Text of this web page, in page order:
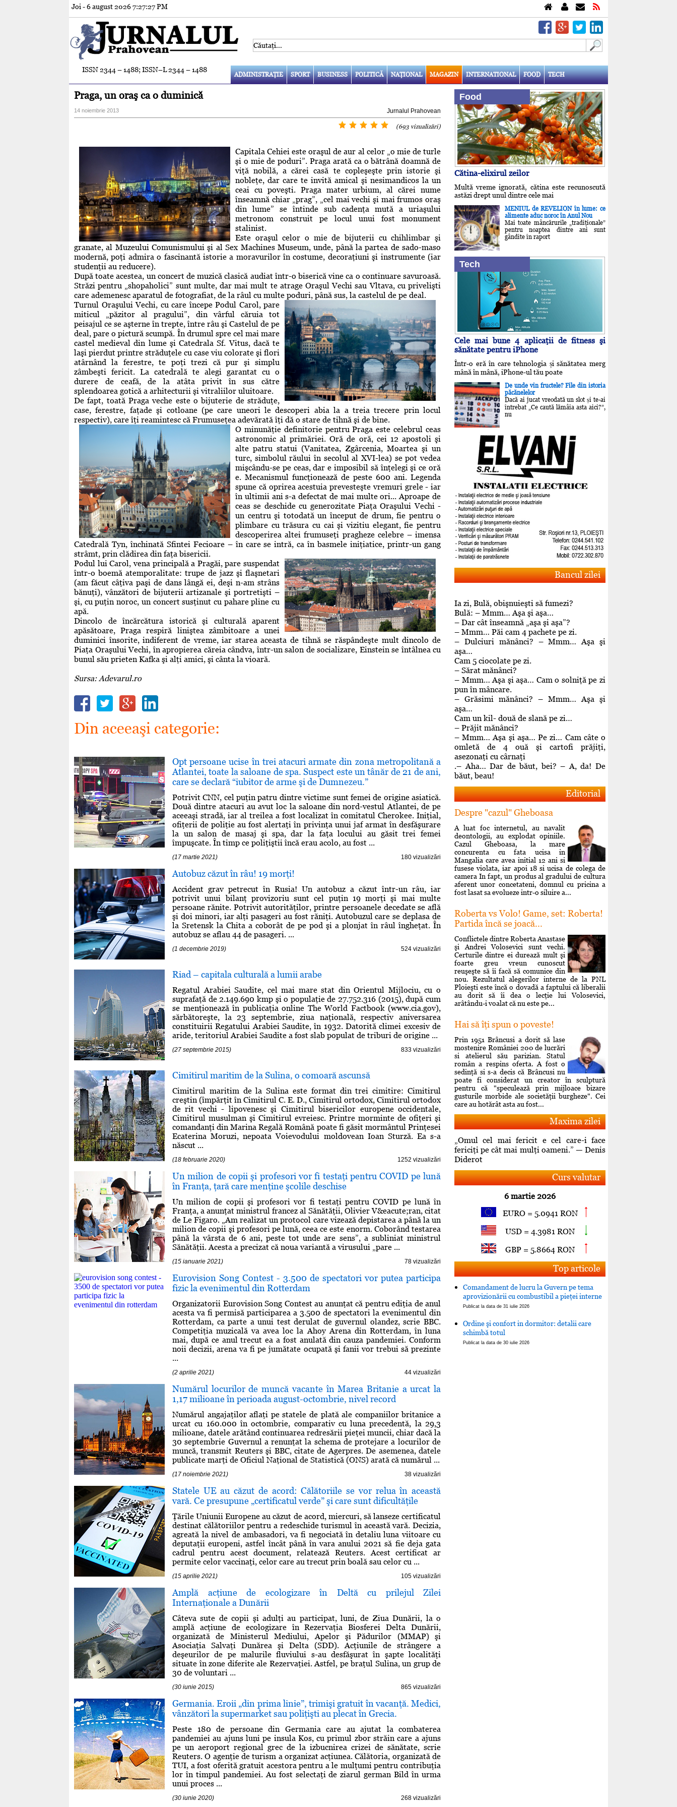
Joi - 6 august 20267:27:29 PM
ISSN 2344 – 1488; ISSN–L 2344 – 1488
ADMINISTRAŢIE SPORT BUSINESS POLITICĂ NAŢIONAL MAGAZIN INTERNATIONAL FOOD TECH
Praga, un oraş ca o duminică
14 noiembrie 2013 Jurnalul Prahovean
(693 vizualizări)
Capitala Cehiei este oraşul de aur al celor „o mie de turle
şi o mie de poduri”. Praga arată ca o bătrână doamnă de
viţă nobilă, a cărei casă te copleşeşte prin istorie şi
nobleţe, dar care te invită amical şi nesimandicos la un
ceai cu poveşti. Praga mater urbium, al cărei nume
înseamnă chiar „prag”, „cel mai vechi şi mai frumos oraş
din lume” se întinde sub cadenţa mută a uriaşului
metronom construit pe locul unui fost monument
stalinist.
Este oraşul celor o mie de bijuterii cu chihlimbar şi
granate, al Muzeului Comunismului şi al Sex Machines Museum, unde, până la partea de sado-maso
modernă, poţi admira o fascinantă istorie a moravurilor în costume, decoraţiuni şi instrumente (iar
studenţii au reducere).
După toate acestea, un concert de muzică clasică audiat într-o biserică vine ca o continuare savuroasă.
Străzi pentru „shopaholici” sunt multe, dar mai mult te atrage Oraşul Vechi sau Vltava, cu privelişti
care ademenesc aparatul de fotografiat, de la râul cu multe poduri, până sus, la castelul de pe deal.
Turnul Oraşului Vechi, cu care începe Podul Carol, pare
miticul „păzitor al pragului”, din vârful căruia tot
peisajul ce se aşterne în trepte, între râu şi Castelul de pe
deal, pare o pictură scumpă. În drumul spre cel mai mare
castel medieval din lume şi Catedrala Sf. Vitus, dacă te
laşi pierdut printre străduţele cu case viu colorate şi flori
atârnând la ferestre, te poţi trezi că pur şi simplu
zâmbeşti fericit. La catedrală te alegi garantat cu o
durere de ceafă, de la atâta privit în sus către
splendoarea gotică a arhitecturii şi vitraliilor uluitoare.
De fapt, toată Praga veche este o bijuterie de străduţe,
case, ferestre, faţade şi cotloane (pe care uneori le descoperi abia la a treia trecere prin locul
respectiv), care îţi reamintesc că Frumuseţea adevărată îţi dă o stare de tihnă şi de bine.
O minunăţie definitorie pentru Praga este celebrul ceas
astronomic al primăriei. Oră de oră, cei 12 apostoli şi
alte patru statui (Vanitatea, Zgârcenia, Moartea şi un
turc, simbolul răului în secolul al XVI-lea) se pot vedea
mişcându-se pe ceas, dar e imposibil să înţelegi şi ce oră
e. Mecanismul funcţionează de peste 600 ani. Legenda
spune că oprirea acestuia prevesteşte vremuri grele - iar
în ultimii ani s-a defectat de mai multe ori... Aproape de
ceas se deschide cu generozitate Piaţa Oraşului Vechi -
un centru şi totodată un început de drum, fie pentru o
plimbare cu trăsura cu cai şi vizitiu elegant, fie pentru
descoperirea altei frumuseţi pragheze celebre – imensa
Catedrală Tyn, închinată Sfintei Fecioare – în care se intră, ca în basmele iniţiatice, printr-un gang
strâmt, prin clădirea din faţa bisericii.
Podul lui Carol, vena principală a Pragăi, pare suspendat
într-o boemă atemporalitate: trupe de jazz şi flaşnetari
(am făcut câţiva paşi de dans lângă ei, deşi n-am strâns
bănuţi), vânzători de bijuterii artizanale şi portretişti –
şi, cu puţin noroc, un concert susţinut cu pahare pline cu
apă.
Dincolo de încărcătura istorică şi culturală aparent
apăsătoare, Praga respiră liniştea zâmbitoare a unei
duminici însorite, indiferent de vreme, iar starea aceasta de tihnă se răspândeşte mult dincolo de
Piaţa Oraşului Vechi, în apropierea căreia cândva, într-un salon de socializare, Einstein se întâlnea cu
bunul său prieten Kafka şi alţi amici, şi cânta la vioară.
Sursa: Adevarul.ro
Din aceeaşi categorie:
Opt persoane ucise în trei atacuri armate din zona metropolitană a
Atlantei, toate la saloane de spa. Suspect este un tânăr de 21 de ani,
care se declară “iubitor de arme şi de Dumnezeu.”
Potrivit CNN, cel puţin patru dintre victime sunt femei de origine asiatică.
Două dintre atacuri au avut loc la saloane din nord-vestul Atlantei, de pe
aceeaşi stradă, iar al treilea a fost localizat în comitatul Cherokee. Iniţial,
ofiţerii de poliţie au fost alertaţi în privinţa unui jaf armat în desfăşurare
la un salon de masaj şi spa, dar la faţa locului au găsit trei femei
împuşcate. În timp ce poliţiştii încă erau acolo, au fost ...
(17 martie 2021) 180 vizualizări
Autobuz căzut în râu! 19 morţi!
Accident grav petrecut în Rusia! Un autobuz a căzut într-un râu, iar
potrivit unui bilanţ provizoriu sunt cel puţin 19 morţi şi mai multe
persoane rănite. Potrivit autorităţilor, printre persoanele decedate se află
şi doi minori, iar alţi pasageri au fost răniţi. Autobuzul care se deplasa de
la Sretensk la Chita a coborât de pe pod şi a plonjat în râul îngheţat. În
autobuz se aflau 44 de pasageri. ...
(1 decembrie 2019) 524 vizualizări
Riad – capitala culturală a lumii arabe
Regatul Arabiei Saudite, cel mai mare stat din Orientul Mijlociu, cu o
suprafaţă de 2.149.690 kmp şi o populaţie de 27.752.316 (2015), după cum
se menţionează în publicaţia online The World Factbook (www.cia.gov),
sărbătoreşte, la 23 septembrie, ziua naţională, respectiv aniversarea
constituirii Regatului Arabiei Saudite, în 1932. Datorită climei excesiv de
aride, teritoriul Arabiei Saudite a fost slab populat de triburi de origine ...
(27 septembrie 2015) 833 vizualizări
Cimitirul maritim de la Sulina, o comoară ascunsă
Cimitirul maritim de la Sulina este format din trei cimitire: Cimitirul
creştin (împărţit în Cimitirul C. E. D., Cimitirul ortodox, Cimitirul ortodox
de rit vechi - lipovenesc şi Cimitirul bisericilor europene occidentale,
Cimitirul musulman şi Cimitirul evreiesc. Printre morminte de ofiţeri şi
comandanţi din Marina Regală Română poate fi găsit mormântul Prinţesei
Ecaterina Moruzi, nepoata Voievodului moldovean Ioan Sturză. Ea s-a
născut ...
(18 februarie 2020) 1252 vizualizări
Un milion de copii şi profesori vor fi testaţi pentru COVID pe lună
în Franţa, ţară care menţine şcolile deschise
Un milion de copii şi profesori vor fi testaţi pentru COVID pe lună în
Franţa, a anunţat ministrul francez al Sănătăţii, Olivier V&eacute;ran, citat
de Le Figaro. „Am realizat un protocol care vizează depistarea a până la un
milion de copii şi profesori pe lună, ceea ce este enorm. Coborând testarea
până la vârsta de 6 ani, peste tot unde are sens”, a subliniat ministrul
Sănătăţii. Acesta a precizat că noua variantă a virusului „pare ...
(15 ianuarie 2021) 78 vizualizări
Eurovision Song Contest - 3.500 de spectatori vor putea participa
fizic la evenimentul din Rotterdam
Organizatorii Eurovision Song Contest au anunţat că pentru ediţia de anul
acesta va fi permisă participarea a 3.500 de spectatori la evenimentul din
Rotterdam, ca parte a unui test derulat de guvernul olandez, scrie BBC.
Competiţia muzicală va avea loc la Ahoy Arena din Rotterdam, în luna
mai, după ce anul trecut ea a fost anulată din cauza pandemiei. Conform
noii decizii, arena va fi pe jumătate ocupată şi fanii vor trebui să prezinte
...
(2 aprilie 2021) 44 vizualizări
Numărul locurilor de muncă vacante în Marea Britanie a urcat la
1,17 milioane în perioada august-octombrie, nivel record
Numărul angajaţilor aflaţi pe statele de plată ale companiilor britanice a
urcat cu 160.000 în octombrie, comparativ cu luna precedentă, la 29,3
milioane, datele arătând continuarea redresării pieţei muncii, chiar dacă la
30 septembrie Guvernul a renunţat la schema de protejare a locurilor de
muncă, transmit Reuters şi BBC, citate de Agerpres. De asemenea, datele
publicate marţi de Oficiul Naţional de Statistică (ONS) arată că numărul ...
(17 noiembrie 2021) 38 vizualizări
Statele UE au căzut de acord: Călătoriile se vor relua în această
vară. Ce presupune „certificatul verde” şi care sunt dificultăţile
Ţările Uniunii Europene au căzut de acord, miercuri, să lanseze certificatul
destinat călătoriilor pentru a redeschide turismul în această vară. Decizia,
agreată la nivel de ambasadori, va fi negociată în detaliu luna viitoare cu
deputaţii europeni, astfel încât până în vara anului 2021 să fie deja gata
cadrul pentru acest document, relatează Reuters. Acest certificat ar
permite celor vaccinaţi, celor care au trecut prin boală sau celor cu ...
(15 aprilie 2021) 105 vizualizări
Amplă acţiune de ecologizare în Deltă cu prilejul Zilei
Internaţionale a Dunării
Câteva sute de copii şi adulţi au participat, luni, de Ziua Dunării, la o
amplă acţiune de ecologizare în Rezervaţia Biosferei Delta Dunării,
organizată de Ministerul Mediului, Apelor şi Pădurilor (MMAP) şi
Asociaţia Salvaţi Dunărea şi Delta (SDD). Acţiunile de strângere a
deşeurilor de pe malurile fluviului s-au desfăşurat în şapte localităţi
situate în zone diferite ale Rezervaţiei. Astfel, pe braţul Sulina, un grup de
30 de voluntari ...
(30 iunie 2015) 865 vizualizări
Germania. Eroii „din prima linie”, trimişi gratuit în vacanţă. Medici,
vânzători la supermarket sau poliţişti au plecat în Grecia.
Peste 180 de persoane din Germania care au ajutat la combaterea
pandemiei au ajuns luni pe insula Kos, cu primul zbor străin care a ajuns
pe un aeroport regional grec de la izbucnirea crizei de sănătate, scrie
Reuters. O agenţie de turism a organizat acţiunea. Călătoria, organizată de
TUI, a fost oferită gratuit acestora pentru a le mulţumi pentru contribuţia
lor în timpul pandemiei. Au fost selectaţi de ziarul german Bild în urma
unui proces ...
(30 iunie 2020) 268 vizualizări
Food
Cătina-elixirul zeilor
Multă vreme ignorată, cătina este recunoscută
astăzi drept unul dintre cele mai
MENIUL de REVELION în lume: ce
alimente aduc noroc în Anul Nou
Mai toate mâncărurile „tradiţionale”
pentru noaptea dintre ani sunt
gândite în raport
Tech
Cele mai bune 4 aplicaţii de fitness şi
sănătate pentru iPhone
Într-o eră în care tehnologia și sănătatea merg
mână în mână, iPhone-ul tău poate
De unde vin fructele? File din istoria
păcănelelor
Dacă ai jucat vreodată un slot și te-ai
întrebat „Ce caută lămâia asta aici?”,
nu
Bancul zilei
Ia zi, Bulă, obişnuieşti să fumezi?
Bulă: – Mmm… Aşa şi aşa…
– Dar cât înseamnă „aşa şi aşa”?
– Mmm… Păi cam 4 pachete pe zi.
– Dulciuri mănânci? – Mmm… Aşa şi
aşa…
Cam 5 ciocolate pe zi.
– Sărat mănânci?
– Mmm… Aşa şi aşa… Cam o solniţă pe zi
pun în mâncare.
– Grăsimi mănânci? – Mmm… Aşa şi
aşa…
Cam un kil- două de slană pe zi…
– Prăjit mănânci?
– Mmm… Aşa şi aşa… Pe zi… Cam câte o
omletă de 4 ouă şi cartofi prăjiţi,
asezonaţi cu cârnaţi
.– Aha… Dar de băut, bei? – A, da! De
băut, beau!
Editorial
Despre "cazul" Gheboasa
A luat foc internetul, au navalit
deontologii, au explodat opiniile.
Cazul Gheboasa, la mare
concurenta cu fata ucisa in
Mangalia care avea initial 12 ani si
fusese violata, iar apoi 18 si ucisa de colega de
camera In fapt, un produs al gradului de cultura
aferent unor concetateni, domnul cu pricina a
fost lasat sa evolueze intr-o siluire a...
Roberta vs Volo! Game, set: Roberta!
Partida încă se joacă...
Conflictele dintre Roberta Anastase
şi Andrei Volosevici sunt vechi.
Certurile dintre ei durează mult şi
foarte greu vreun cunoscut
reuşeşte să îi facă să comunice din
nou. Rezultatul alegerilor interne de la PNL
Ploieşti este încă o dovadă a faptului că liberalii
au dorit să îi dea o lecţie lui Volosevici,
arâtându-i voalat că nu este pe...
Hai să îţi spun o poveste!
Prin 1951 Brâncusi a dorit să lase
mostenire României 200 de lucrări
si atelierul său parizian. Statul
român a respins oferta. A fost o
sedinţă si s-a decis că Brâncusi nu
poate fi considerat un creator în sculptură
pentru că "speculează prin mijloace bizare
gusturile morbide ale societăţii burgheze". Cei
care au hotărât asta au fost...
Maxima zilei
„Omul cel mai fericit e cel care-i face
fericiţi pe cât mai mulţi oameni.” — Denis
Diderot
Curs valutar
6 martie 2026
EURO = 5.0941 RON
USD = 4.3981 RON
GBP = 5.8664 RON
Top articole
Comandament de lucru la Guvern pe tema
aprovizionării cu combustibil a pieţei interne
Publicat la data de 31 iulie 2026
Ordine şi confort in dormitor: detalii care
schimbă totul
Publicat la data de 30 iulie 2026